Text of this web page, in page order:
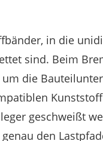
in die
sind. Beim
die
geschweißt
den